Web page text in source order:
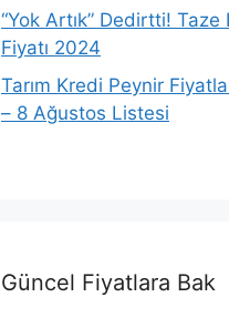
“Yok Artık” Dedirtti! Taze
Fiyatı 2024
Tarım Kredi Peynir
– 8 Ağustos Listesi
Güncel Fiyatlara Bak